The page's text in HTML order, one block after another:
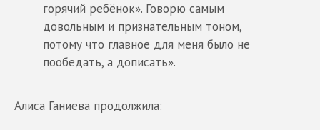
горячий ребёнок». Говорю самым
довольным и признательным тоном,
потому что главное для меня было не
пообедать, а дописать».
Алиса Ганиева продолжила: